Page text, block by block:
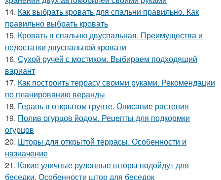
14. Как выбрать кровать для спальни правильно. Как
правильно выбрать кровать
15. Кровать в спальню двуспальная. Преимущества и
недостатки двуспальной кровати
16. Сухой ручей с мостиком. Выбираем подходящий
вариант
17. Как построить террасу своими руками. Рекомендации
по планированию веранды
18. Герань в открытом грунте. Описание растения
19. Полив огурцов йодом. Рецепты для подкормки
огурцов
20. Шторы для открытой террасы. Особенности и
назначение
21. Какие уличные рулонные шторы подойдут для
беседки. Особенности штор для беседок